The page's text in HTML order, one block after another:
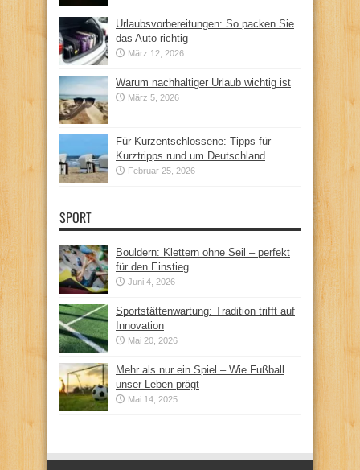
Urlaubsvorbereitungen: So packen Sie
das Auto richtig
März 12, 2026
Warum nachhaltiger Urlaub wichtig ist
März 5, 2026
Für Kurzentschlossene: Tipps für
Kurztripps rund um Deutschland
Februar 25, 2026
SPORT
Bouldern: Klettern ohne Seil – perfekt
für den Einstieg
Juni 4, 2026
Sportstättenwartung: Tradition trifft auf
Innovation
Mai 20, 2026
Mehr als nur ein Spiel – Wie Fußball
unser Leben prägt
Mai 14, 2025